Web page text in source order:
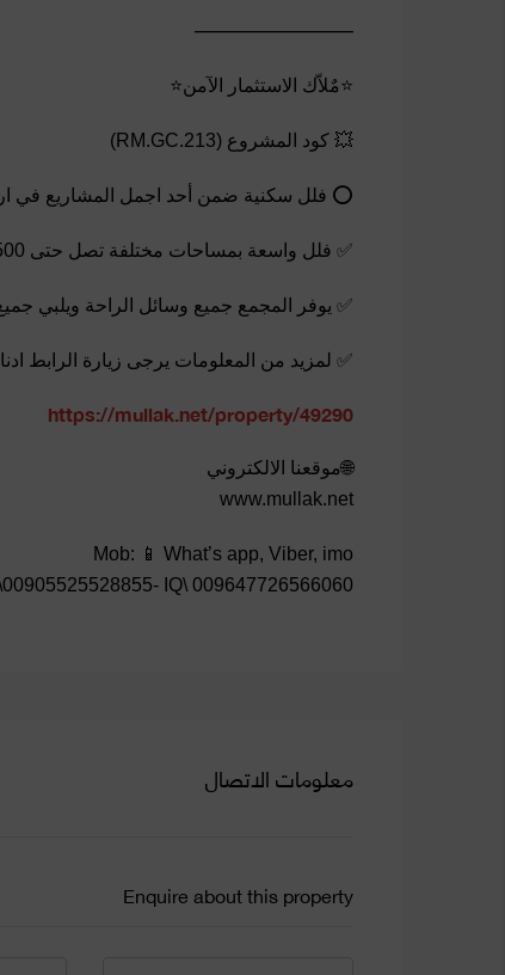
———————
⭐مٌلاّك الاستثمار الآمن⭐
💥 كود المشروع (RM.GC.213)
⭕ فلل سكنية ضمن أحد اجمل المشاريع في
✅ فلل واسعة ‏بمساحات مختلفة تصل حتى 500 م
✅ يوفر المجمع جميع وسائل الراحة ويلبي
✅ لمزيد من المعلومات يرجى زيارة الرابط
https://mullak.net/property/49290
🌐موقعنا الالكتروني
www.mullak.net
Mob: 📱 What’s app, Viber, imo
IQ\ 009647726566060
معلومات الاتصال
Enquire about this property